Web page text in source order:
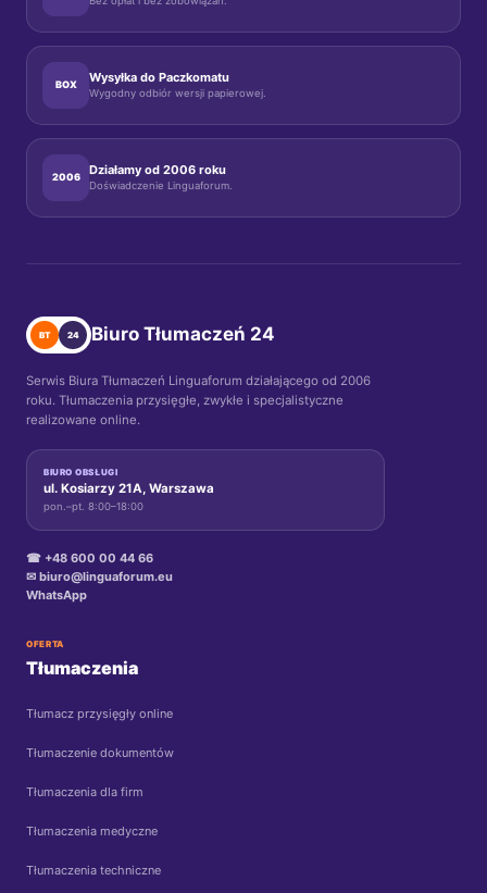
BOX Wysyłka do Paczkomatu
Wygodny odbiór wersji papierowej.
2006 Działamy od 2006 roku
Doświadczenie Linguaforum.
BT 24 Biuro Tłumaczeń 24
Serwis Biura Tłumaczeń Linguaforum działającego od 2006
roku. Tłumaczenia przysięgłe, zwykłe i specjalistyczne
realizowane online.
BIURO OBSŁUGI
ul. Kosiarzy 21A, Warszawa
pon.–pt. 8:00–18:00
☎ +48 600 00 44 66
✉ biuro@linguaforum.eu
WhatsApp
OFERTA
Tłumaczenia
Tłumacz przysięgły online
Tłumaczenie dokumentów
Tłumaczenia dla firm
Tłumaczenia medyczne
Tłumaczenia techniczne